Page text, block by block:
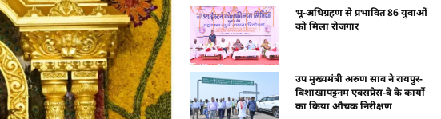
भू-अधिग्रहण से प्रभावित 86 युवाओं
को मिला रोजगार
उप मुख्यमंत्री अरुण साव ने रायपुर-
विशाखापट्टनम एक्सप्रेस-वे के कार्यों
का किया औचक निरीक्षण